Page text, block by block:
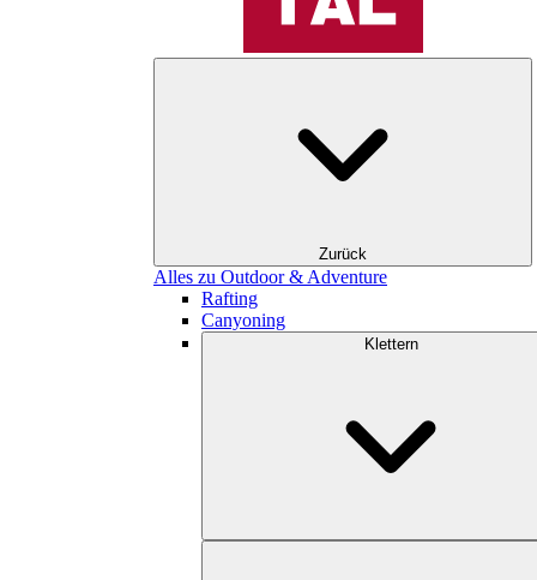
Zurück
Alles zu Outdoor & Adventure
Rafting
Canyoning
Klettern